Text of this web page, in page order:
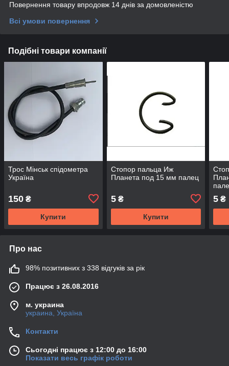
Повернення товару впродовж 14 днів за домовленістю
Всі умови повернення
Подібні товари компанії
Трос Мінськ спідометра
Україна
150 ₴
Купити
Стопор пальца Иж
Планета под 15 мм палец
5₴
Купити
5 ₴
Про нас
98% позитивних з 338 відгуків за рік
Працює з 26.08.2016
м. украина
украина, Україна
Контакти
Сьогодні працює з 12:00 до 16:00
Показати весь графік роботи